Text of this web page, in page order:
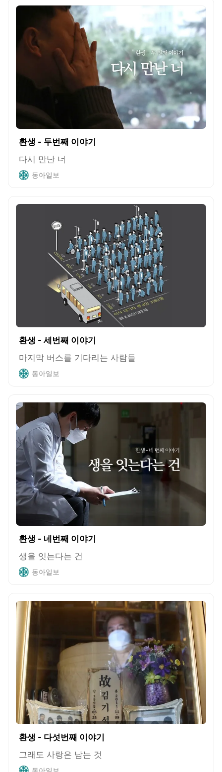
환생 - 두번째 이야기
다시 만난 너
동아일보
환생 - 세번째 이야기
마지막 버스를 기다리는 사람들
동아일보
환생 - 네번째 이야기
생을 잇는다는 건
동아일보
환생 - 다섯번째 이야기
그래도 사랑은 남는 것
동아일보